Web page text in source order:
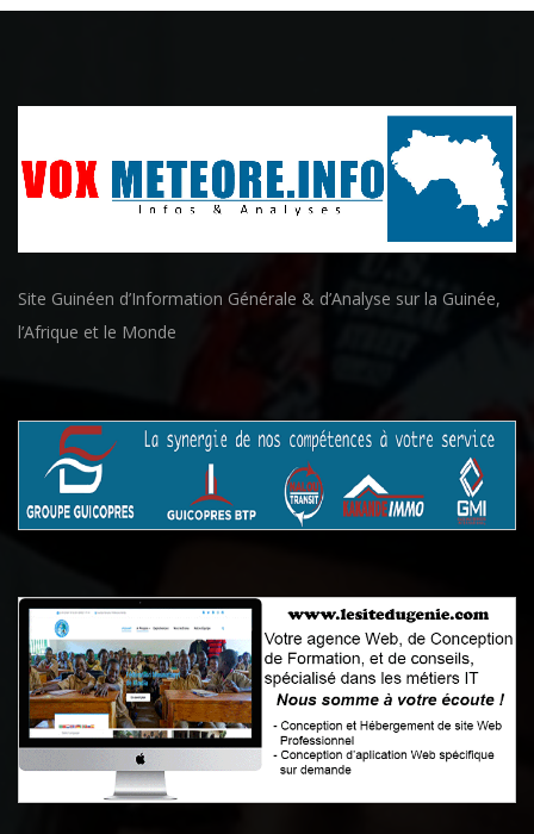
Site Guinéen d’Information Générale & d’Analyse sur la Guinée,
l’Afrique et le Monde